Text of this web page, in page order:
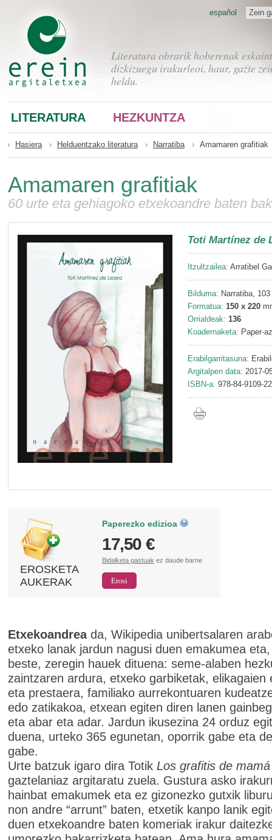
Literatura obrarik hoberenak
dizkizuegu irakurleoi, haur, gazte
heldu.
Zein
español
LITERATURA HEZKUNTZA
Hasiera Helduentzako literatura Narratiba Amamaren grafitiak
Amamaren grafitiak
60 urte eta gehiagoko etxekoandre baten
Toti Martínez de
Itzultzailea: Arratibel
Bilduma: Narratiba, 103
Formatua: 150 x 220
Orrialdeak: 136
Koadernaketa: Paper-
Erabilgarritasuna:
Argitalpen data: 2017-
ISBN-a: 978-84-9109-
EROSKETA
AUKERAK
Paperezko edizioa
17,50 €
Bidalketa gastuak ez daude barne
Etxekoandreada, Wikipedia unibertsalaren
etxeko lanak jardun nagusi duen emakumea
beste, zeregin hauek dituena: seme-alaben
zaintzaren ardura, etxeko garbiketak, elikagaien
eta prestaera, familiako aurrekontuaren
edo zatikakoa, etxean egiten diren lanen
eta abar eta adar. Jardun ikusezina 24 orduz
duena, urteko 365 egunetan, oporrik gabe eta
gabe.
Urte batzuk igaro dira Totik Los grafitis de mamá
gaztelaniaz argitaratu zuela. Gustura asko
hainbat emakumek eta ez gizonezko gutxik
non andre “arrunt” baten, etxetik kanpo lanik
duen etxekoandre baten komeriak irakur